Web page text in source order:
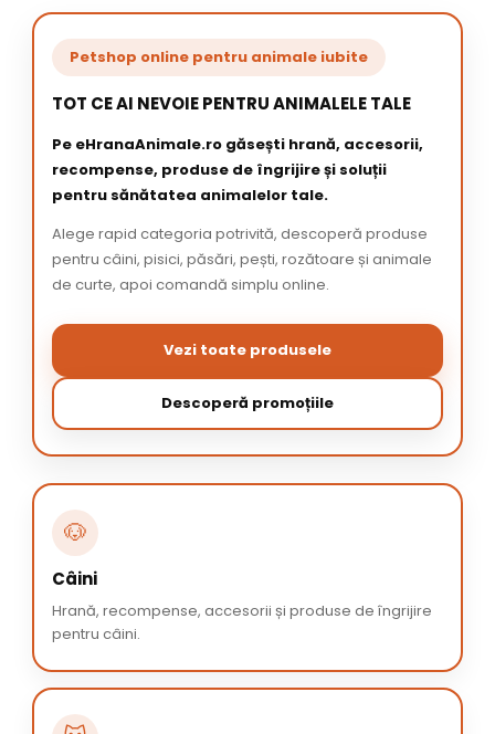
Petshop online pentru animale iubite
TOT CE AI NEVOIE PENTRU ANIMALELE TALE
Pe eHranaAnimale.ro găsești hrană, accesorii,
recompense, produse de îngrijire și soluții
pentru sănătatea animalelor tale.
Alege rapid categoria potrivită, descoperă produse
pentru câini, pisici, păsări, pești, rozătoare și animale
de curte, apoi comandă simplu online.
Vezi toate produsele
Descoperă promoțiile
🐶
Câini
Hrană, recompense, accesorii și produse de îngrijire
pentru câini.